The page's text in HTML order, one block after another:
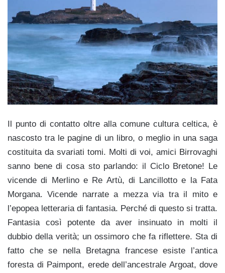
Il punto di contatto oltre alla comune cultura celtica, è
nascosto tra le pagine di un libro, o meglio in una saga
costituita da svariati tomi. Molti di voi, amici Birrovaghi
sanno bene di cosa sto parlando: il Ciclo Bretone! Le
vicende di Merlino e Re Artù, di Lancillotto e la Fata
Morgana. Vicende narrate a mezza via tra il mito e
l’epopea letteraria di fantasia. Perché di questo si tratta.
Fantasia così potente da aver insinuato in molti il
dubbio della verità; un ossimoro che fa riflettere. Sta di
fatto che se nella Bretagna francese esiste l’antica
foresta di Paimpont, erede dell’ancestrale Argoat, dove